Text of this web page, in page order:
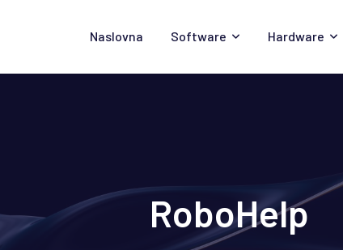
Naslovna Software Hardware
RoboHelp